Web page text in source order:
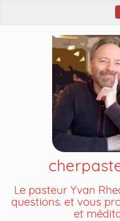
Le pasteur Yvan
questions. et vous
et